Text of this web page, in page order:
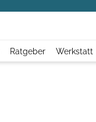
Ratgeber Werkstatt